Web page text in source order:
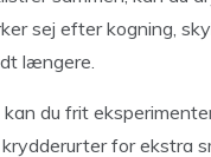
sej efter kogning,
længere.
du frit
for ekstra